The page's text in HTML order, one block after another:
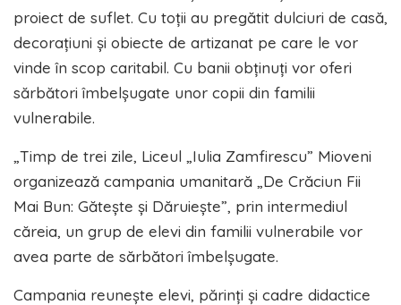
proiect de suflet. Cu toții au pregătit dulciuri de casă,
decorațiuni și obiecte de artizanat pe care le vor
vinde în scop caritabil. Cu banii obținuți vor oferi
sărbători îmbelșugate unor copii din familii
vulnerabile.
„Timp de trei zile, Liceul „Iulia Zamfirescu” Mioveni
organizează campania umanitară „De Crăciun Fii
Mai Bun: Gătește și Dăruiește”, prin intermediul
căreia, un grup de elevi din familii vulnerabile vor
avea parte de sărbători îmbelșugate.
Campania reunește elevi, părinți și cadre didactice